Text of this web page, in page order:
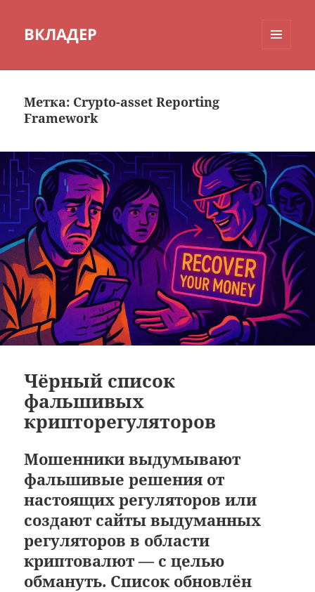
ВКЛАДЕР
Метка: Crypto-asset Reporting
Framework
Чёрный список
фальшивых
крипторегуляторов
Мошенники выдумывают
фальшивые решения от
настоящих регуляторов или
создают сайты выдуманных
регуляторов в области
криптовалют — с целью
обмануть. Список обновлён